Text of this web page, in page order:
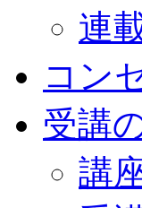
連
コン
受講
講